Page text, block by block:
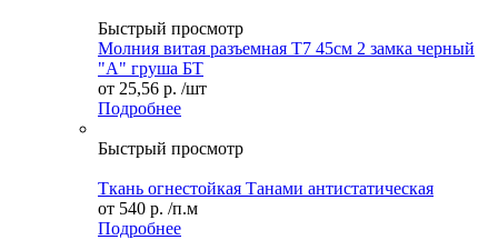
Быстрый просмотр
Молния витая разъемная Т7 45см 2 замка черный
"А" груша БТ
от 25,56 р. /шт
Подробнее
Быстрый просмотр
Ткань огнестойкая Танами антистатическая
от 540 р. /п.м
Подробнее